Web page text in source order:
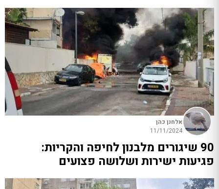
אלחנן כהן
11/11/2024
90 שיגורים מלבנון לחיפה והקריות:
פגיעות ישירות ושלושה פצועים